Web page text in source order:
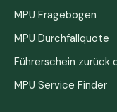
MPU Fragebogen
MPU Durchfallquote
Führerschein zurück
MPU Service Finder